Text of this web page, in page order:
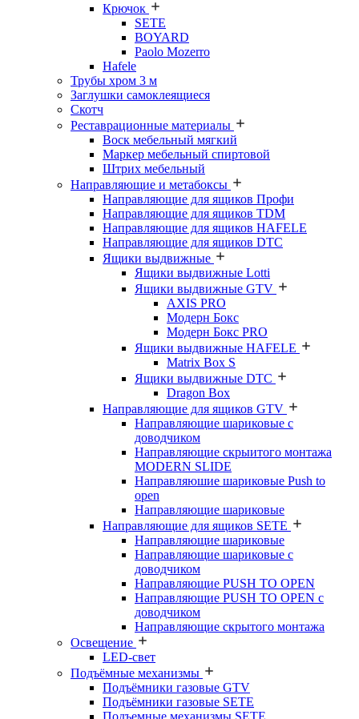
Крючок
SETE
BOYARD
Paolo Mozerro
Hafele
Трубы хром 3 м
Заглушки самоклеящиеся
Скотч
Реставрационные материалы
Воск мебельный мягкий
Маркер мебельный спиртовой
Штрих мебельный
Направляющие и метабоксы
Направляющие для ящиков Профи
Направляющие для ящиков TDM
Направляющие для ящиков HAFELE
Направляющие для ящиков DTC
Ящики выдвижные
Ящики выдвижные Lotti
Ящики выдвижные GTV
AXIS PRO
Модерн Бокс
Модерн Бокс PRO
Ящики выдвижные HAFELE
Matrix Box S
Ящики выдвижные DTC
Dragon Box
Направляющие для ящиков GTV
Направляющие шариковые с
доводчиком
Направляющие скрыитого монтажа
MODERN SLIDE
Направляюшие шариковые Push to
open
Направляющие шариковые
Направляющие для ящиков SETE
Направляющие шариковые
Направляющие шариковые с
доводчиком
Направляющие PUSH TO OPEN
Направляющие PUSH TO OPEN с
доводчиком
Направляющие скрытого монтажа
Освещение
LED-свет
Подъёмные механизмы
Подъёмники газовые GTV
Подъёмники газовые SETE
Подъемные механизмы SETE